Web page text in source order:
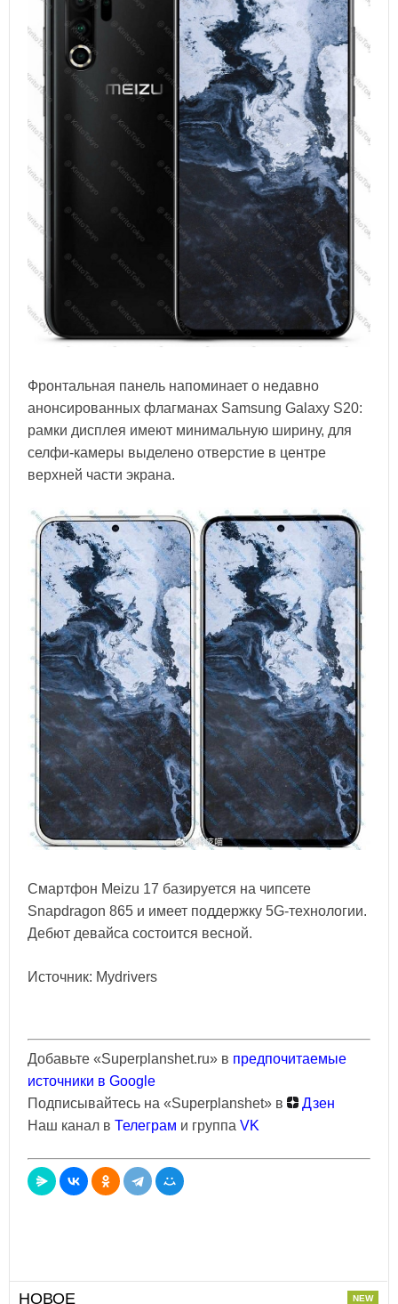
Фронтальная панель напоминает о недавно
анонсированных флагманах Samsung Galaxy S20:
рамки дисплея имеют минимальную ширину, для
селфи-камеры выделено отверстие в центре
верхней части экрана.
Смартфон Meizu 17 базируется на чипсете
Snapdragon 865 и имеет поддержку 5G-технологии.
Дебют девайса состоится весной.
Источник: Mydrivers
Добавьте «Superplanshet.ru» в предпочитаемые
источники в Google
Подписывайтесь на «Superplanshet» в
Дзен
Наш канал в Телеграм и группа VK
НОВОЕ